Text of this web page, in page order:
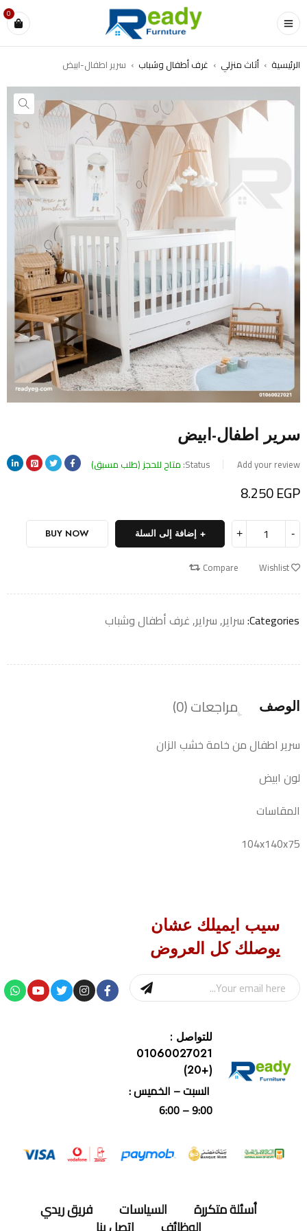
0
الرئيسية › أثاث منزلي › غرف أطفال وشباب › سرير اطفال-ابيض
سرير اطفال-ابيض
Add your review
Status: متاح للحجز (طلب مسبق)
8.250EGP
إضافة إلى السلة BUY NOW
Wishlist
Compare
Categories: سراير,سراير,غرف أطفال وشباب
الوصف مراجعات (0)
سرير اطفال من خامة خشب الزان
لون ابيض
المقاسات
104x140x75
سيب ايميلك عشان
يوصلك كل العروض
للتواصل :
01060027021
(+20)
السبت – الخميس :
9:00 – 6:00
أسئلة متكررة السياسات فريق ريدي